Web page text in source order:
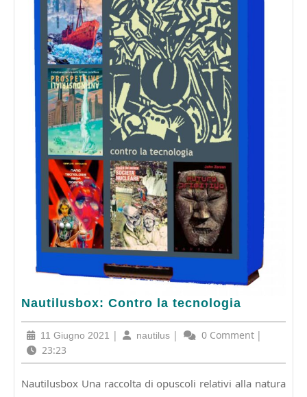
Nautilusbox: Contro la tecnologia
Nautilusbox:
la
tecnologia
11 Giugno 2021
11
2021
| nautilus nautilus
| 0 Comment |
23:23
Nautilusbox Una raccolta di opuscoli relativi alla natura